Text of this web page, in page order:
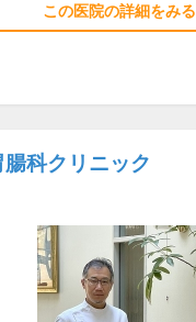
この医院の詳細をみる
科クリニック